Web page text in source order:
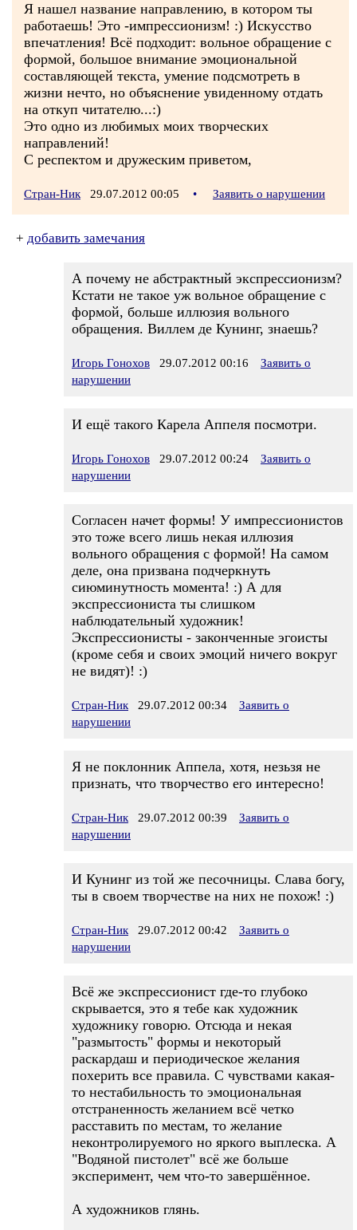
Я нашел название направлению, в котором ты
работаешь! Это -импрессионизм! :) Искусство
впечатления! Всё подходит: вольное обращение с
формой, большое внимание эмоциональной
составляющей текста, умение подсмотреть в
жизни нечто, но объяснение увиденному отдать
на откуп читателю...:)
Это одно из любимых моих творческих
направлений!
С респектом и дружеским приветом,
Стран-Ник 29.07.2012 00:05 • Заявить о нарушении
+ добавить замечания
А почему не абстрактный экспрессионизм?
Кстати не такое уж вольное обращение с
формой, больше иллюзия вольного
обращения. Виллем де Кунинг, знаешь?
Игорь Гонохов 29.07.2012 00:16
Заявить о
нарушении
И ещё такого Карела Аппеля посмотри.
Игорь Гонохов 29.07.2012 00:24
Заявить о
нарушении
Согласен начет формы! У импрессионистов
это тоже всего лишь некая иллюзия
вольного обращения с формой! На самом
деле, она призвана подчеркнуть
сиюминутность момента! :) А для
экспрессиониста ты слишком
наблюдательный художник!
Экспрессионисты - законченные эгоисты
(кроме себя и своих эмоций ничего вокруг
не видят)! :)
Стран-Ник 29.07.2012 00:34
Заявить о
нарушении
Я не поклонник Аппела, хотя, незьзя не
признать, что творчество его интересно!
Стран-Ник 29.07.2012 00:39
Заявить о
нарушении
И Кунинг из той же песочницы. Слава богу,
ты в своем творчестве на них не похож! :)
Стран-Ник 29.07.2012 00:42
Заявить о
нарушении
Всё же экспрессионист где-то глубоко
скрывается, это я тебе как художник
художнику говорю. Отсюда и некая
"размытость" формы и некоторый
раскардаш и периодическое желания
похерить все правила. С чувствами какая-
то нестабильность то эмоциональная
отстраненность желанием всё четко
расставить по местам, то желание
неконтролируемого но яркого выплеска. А
"Водяной пистолет" всё же больше
эксперимент, чем что-то завершённое.
А художников глянь.